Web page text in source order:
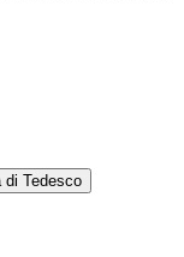
di Tedesco